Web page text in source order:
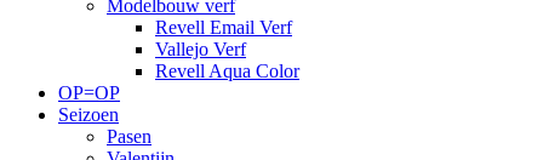
Modelbouw verf
Revell Email Verf
Vallejo Verf
Revell Aqua Color
OP=OP
Seizoen
Pasen